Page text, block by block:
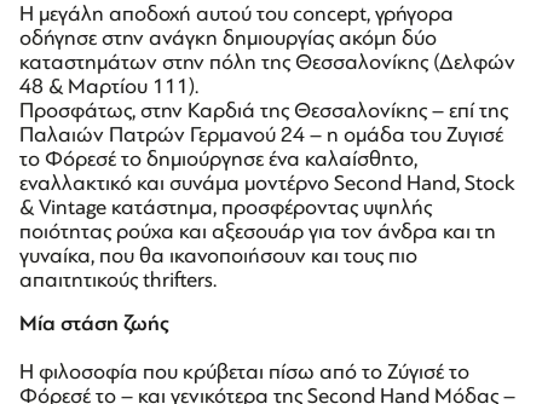
Η μεγάλη αποδοχή αυτού του concept, γρήγορα
οδήγησε στην ανάγκη δημιουργίας ακόμη δύο
καταστημάτων στην πόλη της Θεσσαλονίκης (Δελφών
48 & Μαρτίου 111).
Προσφάτως, στην Καρδιά της Θεσσαλονίκης – επί της
Παλαιών Πατρών Γερμανού 24 – η ομάδα του Ζυγισέ
το Φόρεσέ το δημιούργησε ένα καλαίσθητο,
εναλλακτικό και συνάμα μοντέρνο Second Hand, Stock
& Vintage κατάστημα, προσφέροντας υψηλής
ποιότητας ρούχα και αξεσουάρ για τον άνδρα και τη
γυναίκα, που θα ικανοποιήσουν και τους πιο
απαιτητικούς thrifters.
Μία στάση ζωής
Η φιλοσοφία που κρύβεται πίσω από το Ζύγισέ το
Φόρεσέ το – και γενικότερα της Second Hand Μόδας –